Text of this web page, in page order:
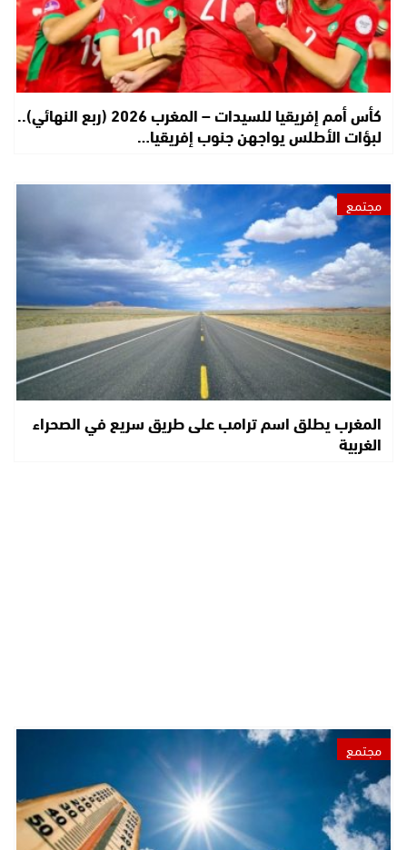
كأس أمم إفريقيا للسيدات – المغرب 2026 (ربع النهائي)..
لبؤات الأطلس يواجهن جنوب إفريقيا…
مجتمع
المغرب يطلق اسم ترامب على طريق سريع في الصحراء
الغربية
مجتمع